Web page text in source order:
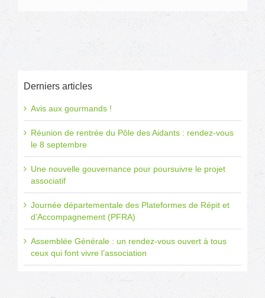
Derniers articles
Avis aux gourmands !
Réunion de rentrée du Pôle des Aidants : rendez-vous
le 8 septembre
Une nouvelle gouvernance pour poursuivre le projet
associatif
Journée départementale des Plateformes de Répit et
d’Accompagnement (PFRA)
Assemblée Générale : un rendez-vous ouvert à tous
ceux qui font vivre l’association